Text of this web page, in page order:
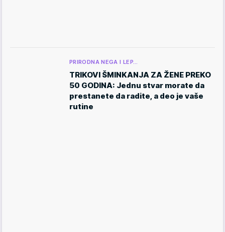
PRIRODNA NEGA I LEP…
TRIKOVI ŠMINKANJA ZA ŽENE PREKO
50 GODINA: Jednu stvar morate da
prestanete da radite, a deo je vaše
rutine